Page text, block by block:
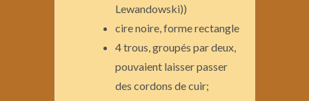
Lewandowski))
cire noire, forme rectangle
4 trous, groupés par deux,
pouvaient laisser passer
des cordons de cuir;